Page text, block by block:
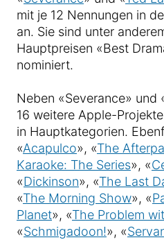
mit je 12 Nennungen in
an. Sie sind unter
Hauptpreisen «Best
nominiert.
Neben «Severance» und
16 weitere Apple-
in Hauptkategorien.
«Acapulco», «The
Karaoke: The Series», «
«Dickinson», «The Last
«The Morning Show», «
Planet», «The Problem
«Schmigadoon!», «